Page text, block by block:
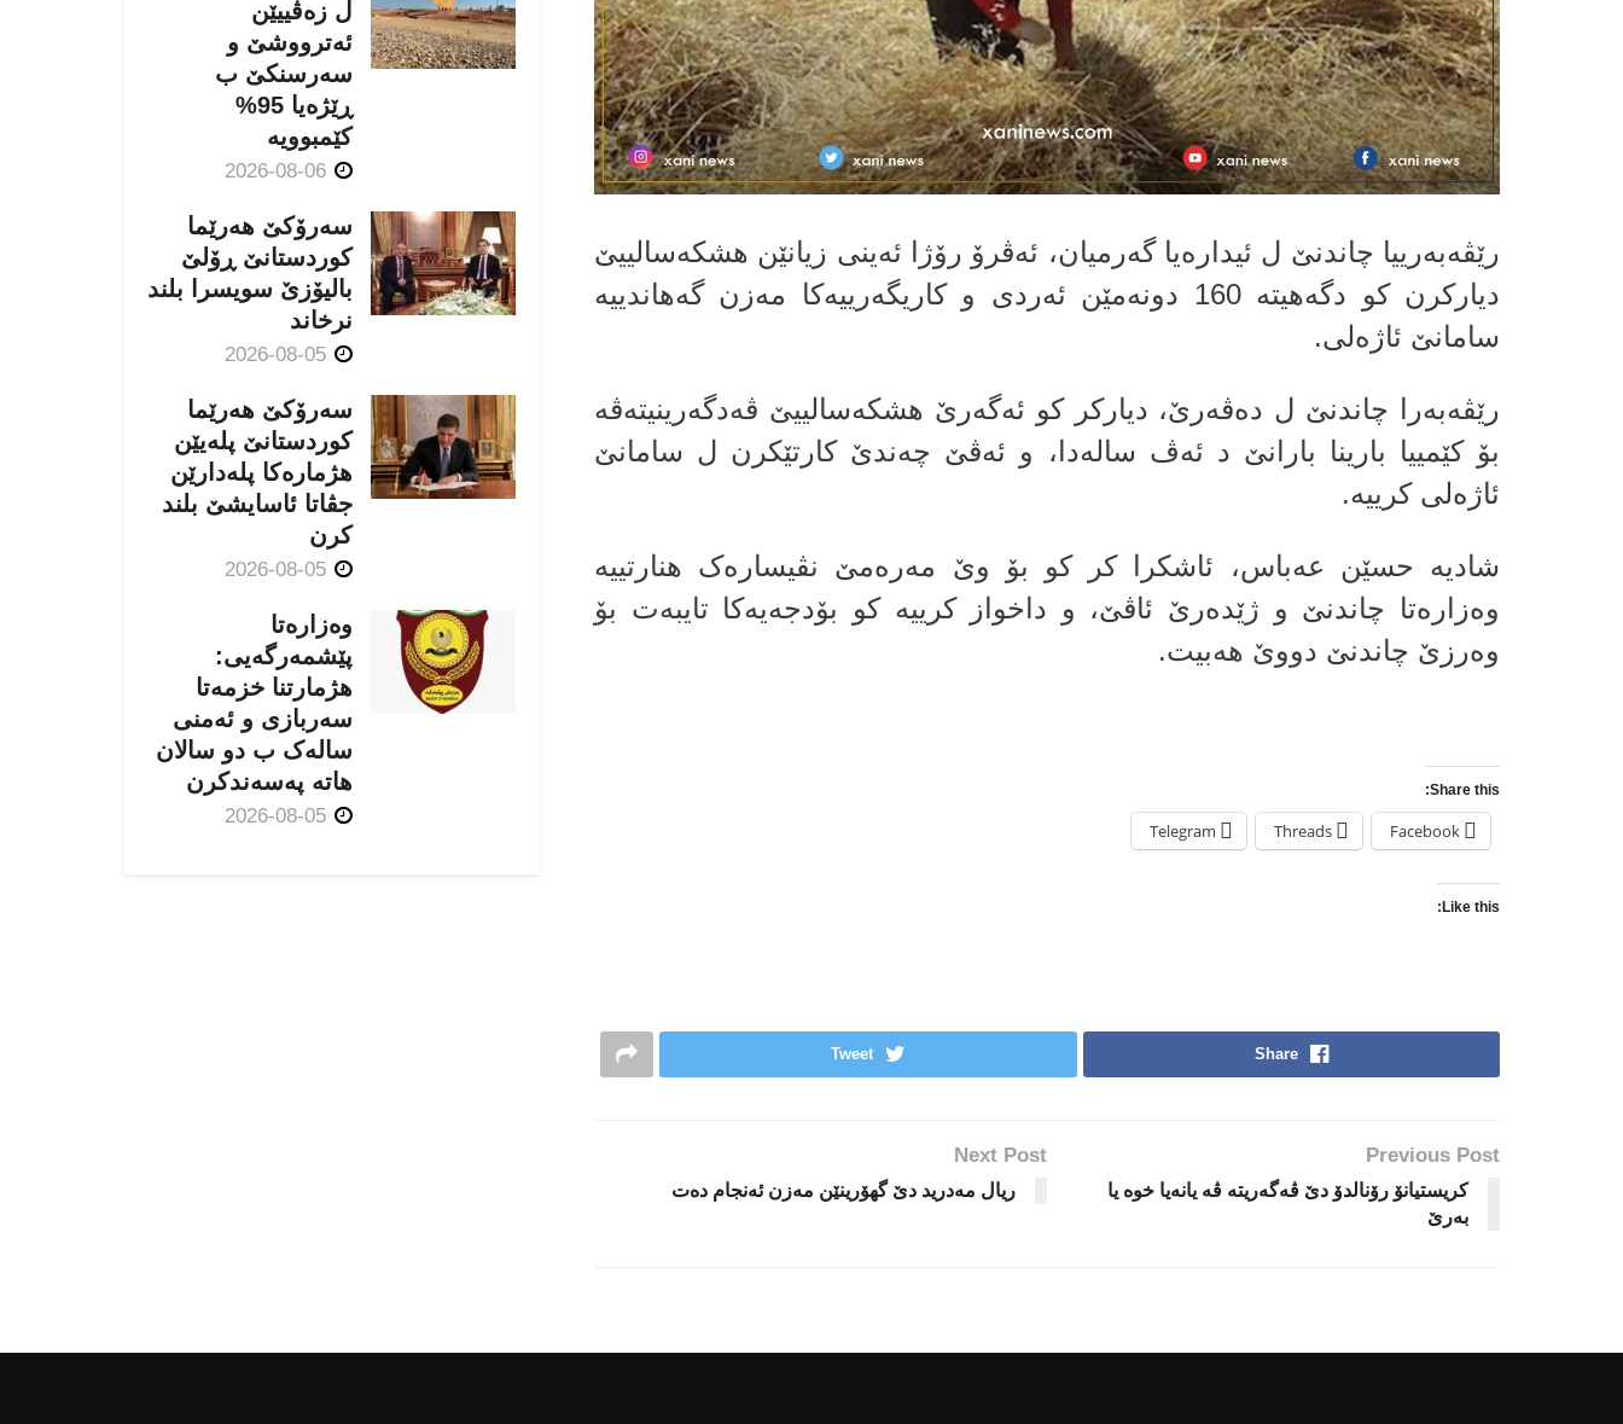
رێڤەبەرییا چاندنێ ل ئیدارەیا گەرمیان، ئەڤرۆ رۆژا ئەینی زیانێن ھشکەسالییێ
دیارکرن کو دگەھیتە 160 دونەمێن ئەردی و کاریگەرییەکا مەزن گەھاندییە
سامانێ ئاژەلی.
رێڤەبەرا چاندنێ ل دەڤەرێ، دیارکر کو ئەگەرێ ھشکەسالییێ ڤەدگەرینیتەڤە
بۆ کێمییا بارینا بارانێ د ئەڤ سالەدا، و ئەڤێ چەندێ کارتێکرن ل سامانێ
ئاژەلی کرییە.
شادیە حسێن عەباس، ئاشکرا کر کو بۆ وێ مەرەمێ نڤیسارەک ھنارتییە
وەزارەتا چاندنێ و ژێدەرێ ئاڤێ، و داخواز کرییە کو بۆدجەیەکا تایبەت بۆ
وەرزێ چاندنێ دووێ ھەبیت.
Share this:
Facebook
Threads
Telegram
Like this:
Share
Tweet
Previous Post
کریستیانۆ رۆنالدۆ دێ ڤەگەریتە ڤە یانەیا خوە یا
بەرێ
Next Post
ریال مەدرید دێ گهۆرینێن مه‌زن ئه‌نجام ده‌ت
ل زه‌ڤییێن
ئەترووشێ و
سەرسنكێ ب
ڕێژەیا 95%
كێمبوویە
سەرۆکێ هەرێما
کوردستانێ ڕۆلێ
بالیۆزێ سویسرا بلند
نرخاند
سەرۆکێ هەرێما
کوردستانێ پلەیێن
هژمارەكا پلەدارێن
جڤاتا ئاسایشێ بلند
كرن
وەزارەتا
پێشمەرگەیی:
هژمارتنا خزمەتا
سەربازی و ئەمنی
سالەک ب دو سالان
هاتە پەسەندكرن